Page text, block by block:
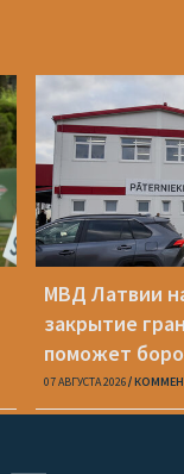
МВД Латвии
закрытие
поможет
07 АВГУСТА 2026